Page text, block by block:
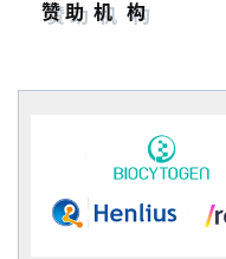
赞 助 机 构